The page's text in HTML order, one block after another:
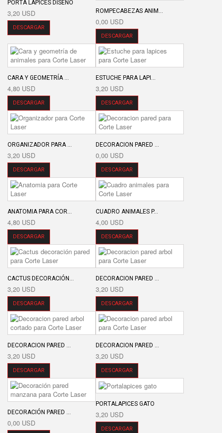
PORTA LÁPICES DISEÑO
3,20 USD
DESCARGAR
ROMPECABEZAS ANIM...
0,00 USD
DESCARGAR
CARA Y GEOMETRÍA ...
4,80 USD
DESCARGAR
ESTUCHE PARA LAPI...
3,20 USD
DESCARGAR
ORGANIZADOR PARA ...
3,20 USD
DESCARGAR
DECORACION PARED ...
0,00 USD
DESCARGAR
ANATOMIA PARA COR...
4,80 USD
DESCARGAR
CUADRO ANIMALES P...
4,00 USD
DESCARGAR
CACTUS DECORACIÓN...
3,20 USD
DESCARGAR
DECORACION PARED ...
3,20 USD
DESCARGAR
DECORACION PARED ...
3,20 USD
DESCARGAR
DECORACION PARED ...
3,20 USD
DESCARGAR
DECORACIÓN PARED ...
0,00 USD
PORTALAPICES GATO
3,20 USD
DESCARGAR